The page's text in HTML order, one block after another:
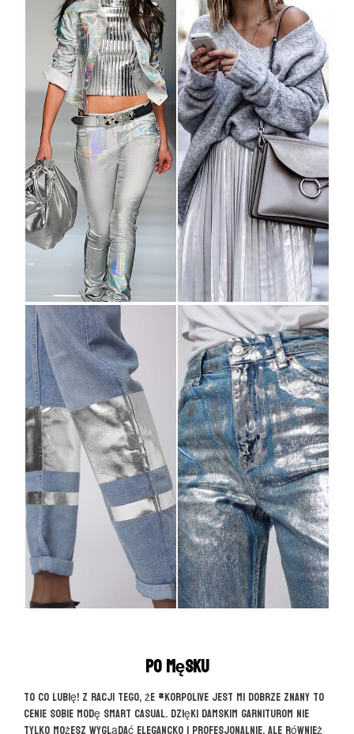
Po męsku
To co lubię! Z racji tego, że #korpolive jest mi dobrze znany to
cenie sobie modę smart casual. Dzięki damskim garniturom nie